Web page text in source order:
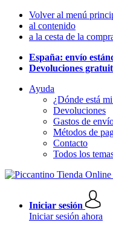
Volver al menú
al contenido
a la cesta de la
España: envío
Devoluciones
Ayuda
¿Dónde está
Devoluciones
Gastos de
Métodos de
Contacto
Todos los
Iniciar sesión
Iniciar sesión ahora